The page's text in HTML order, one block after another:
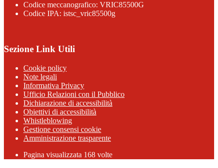
Codice meccanografico: VRIC85500G
Codice IPA: istsc_vric85500g
Sezione Link Utili
Cookie policy
Note legali
Informativa Privacy
Ufficio Relazioni con il Pubblico
Dichiarazione di accessibilità
Obiettivi di accessibilità
Whistleblowing
Gestione consensi cookie
Amministrazione trasparente
Pagina visualizzata 168 volte